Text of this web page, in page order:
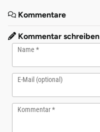
Kommentare
Kommentar schreiben
Name
E-Mail (optional)
Kommentar